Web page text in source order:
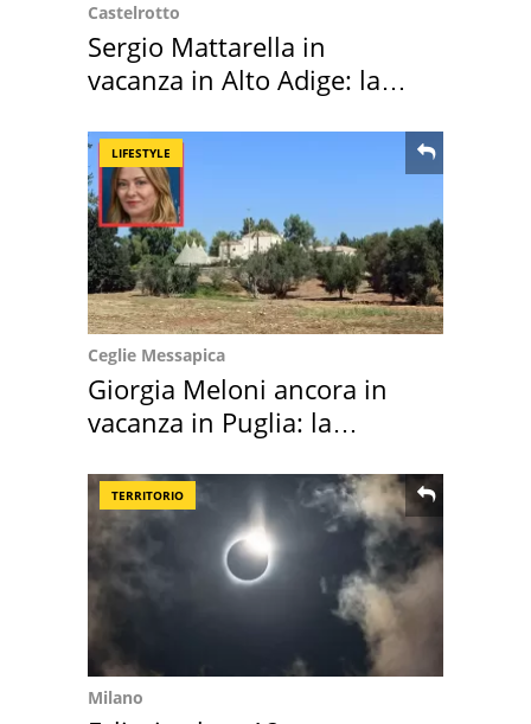
Castelrotto
Sergio Mattarella in
vacanza in Alto Adige: la
LIFESTYLE
Ceglie Messapica
Giorgia Meloni ancora in
vacanza in Puglia: la
TERRITORIO
Milano